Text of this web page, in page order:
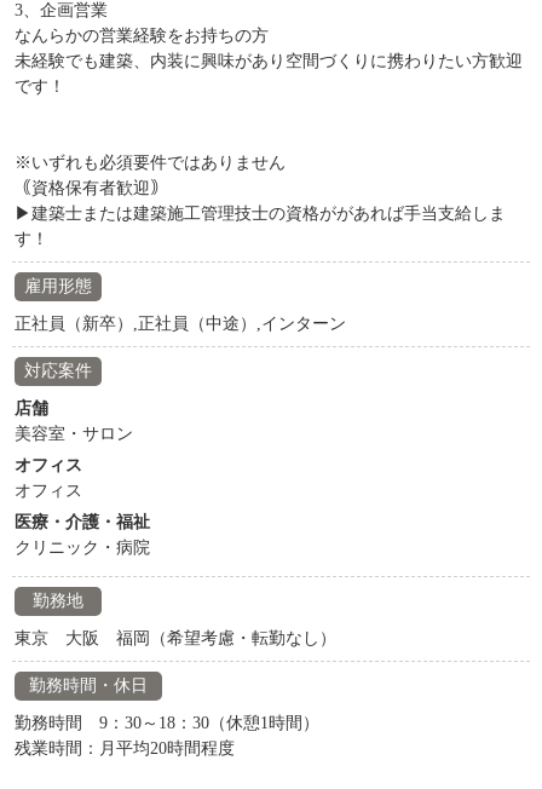
3、企画営業
なんらかの営業経験をお持ちの方
未経験でも建築、内装に興味があり空間づくりに携わりたい方歓迎
です！
※いずれも必須要件ではありません
｟資格保有者歓迎｠
▶︎建築士または建築施工管理技士の資格ががあれば手当支給しま
す！
雇用形態
正社員（新卒）,正社員（中途）,インターン
対応案件
店舗
美容室・サロン
オフィス
オフィス
医療・介護・福祉
クリニック・病院
勤務地
東京 大阪 福岡（希望考慮・転勤なし）
勤務時間・休日
勤務時間 9：30～18：30（休憩1時間）
残業時間：月平均20時間程度